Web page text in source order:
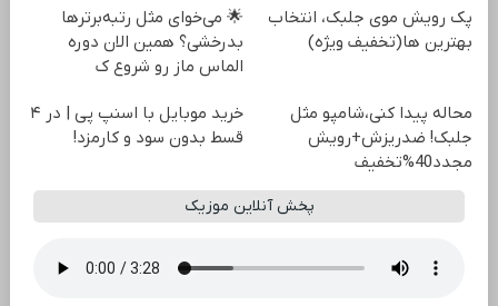
پک رویش موی جلبک، انتخاب
بهترین ها(تخفیف ویژه)
🌟 می‌خوای مثل رتبه‌برترها
بدرخشی؟ همین الان دوره
الماس ماز رو شروع ک
محاله پیدا کنی،شامپو مثل
جلبک! ضدریزش+رویش
مجدد40%تخفیف
خرید موبایل با اسنپ پی | در ۴
قسط بدون سود و کارمزد!
پخش آنلاین موزیک